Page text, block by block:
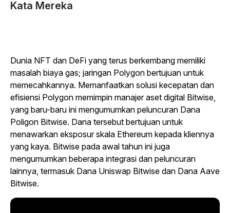
Kata Mereka
Dunia NFT dan DeFi yang terus berkembang memiliki
masalah biaya gas; jaringan Polygon bertujuan untuk
memecahkannya. Memanfaatkan solusi kecepatan dan
efisiensi Polygon memimpin manajer aset digital Bitwise,
yang baru-baru ini mengumumkan peluncuran Dana
Poligon Bitwise. Dana tersebut bertujuan untuk
menawarkan eksposur skala Ethereum kepada kliennya
yang kaya. Bitwise pada awal tahun ini juga
mengumumkan beberapa integrasi dan peluncuran
lainnya, termasuk Dana Uniswap Bitwise dan Dana Aave
Bitwise.